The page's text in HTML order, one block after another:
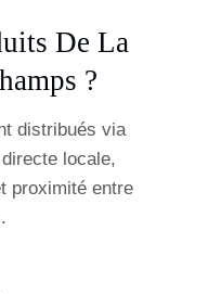
De La
?
distribués via
locale,
proximité entre